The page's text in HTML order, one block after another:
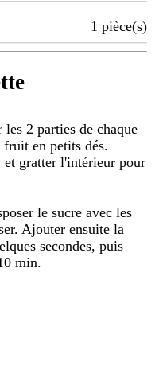
1 pièce(s)
2 parties de chaque
en petits dés.
et gratter l'intérieur pour
le sucre avec les
Ajouter ensuite la
secondes, puis
min.